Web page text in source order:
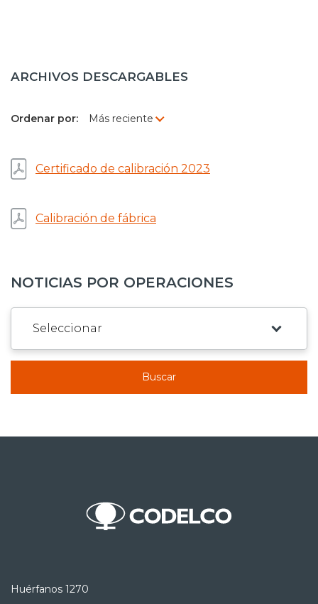
ARCHIVOS DESCARGABLES
Ordenar por:
Certificado de calibración 2023
Calibración de fábrica
NOTICIAS POR OPERACIONES
Buscar
Huérfanos 1270